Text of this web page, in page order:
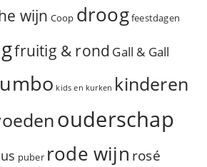
wijn Coop droogfeestdagen
fruitig & rond Gall & Gall
kids en kurken kinderen
ouderschap
puber rode wijn rosé